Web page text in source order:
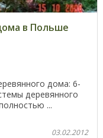
в Польше
дома: 6-
деревянного
...
03.02.2012